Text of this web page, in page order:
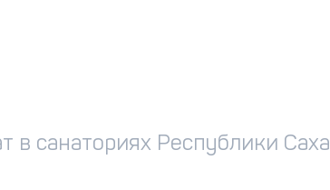
в санаториях Республики Саха